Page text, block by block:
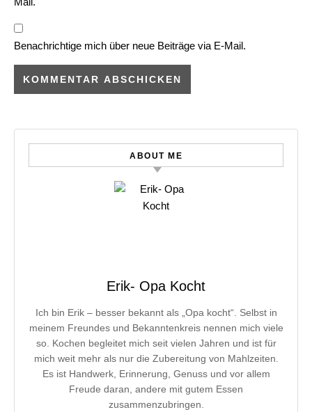
Benachrichtige mich über neue Beiträge via E-Mail.
ABOUT ME
Erik- Opa Kocht
Ich bin Erik – besser bekannt als „Opa kocht“. Selbst in
meinem Freundes und Bekanntenkreis nennen mich viele
so. Kochen begleitet mich seit vielen Jahren und ist für
mich weit mehr als nur die Zubereitung von Mahlzeiten.
Es ist Handwerk, Erinnerung, Genuss und vor allem
Freude daran, andere mit gutem Essen
zusammenzubringen.